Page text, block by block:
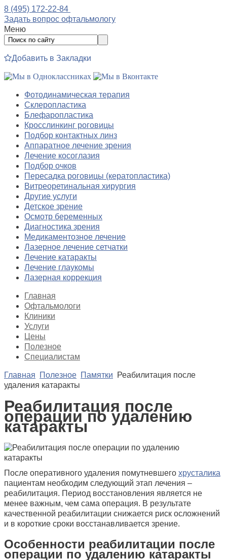
8 (495) 172-22-84
Задать вопрос офтальмологу
Меню
Добавить в Закладки
Фотодинамическая терапия
Склеропластика
Блефаропластика
Кросслинкинг роговицы
Подбор контактных линз
Аппаратное лечение зрения
Лечение косоглазия
Подбор очков
Пересадка роговицы (кератопластика)
Витреоретинальная хирургия
Другие услуги
Детское зрение
Осмотр беременных
Диагностика зрения
Медикаментозное лечение
Лазерное лечение сетчатки
Лечение катаракты
Лечение глаукомы
Лазерная коррекция
Главная
Офтальмологи
Клиники
Услуги
Цены
Полезное
Специалистам
Главная Полезное Памятки
Реабилитация после
удаления катаракты
Реабилитация после
операции по удалению
катаракты
После оперативного удаления помутневшего хрусталика
пациентам необходим следующий этап лечения –
реабилитация. Период восстановления является не
менее важным, чем сама операция. В результате
качественной реабилитации снижается риск осложнений
и в короткие сроки восстанавливается зрение.
Особенности реабилитации после
операции по удалению катаракты